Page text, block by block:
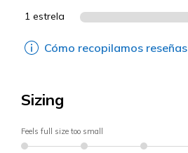
1 estrela
Cómo recopilamos reseñas
Sizing
Feels full size too small